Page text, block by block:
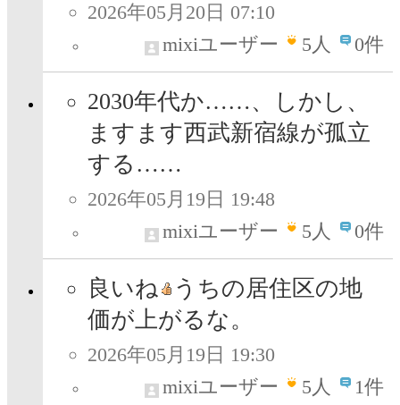
2026年05月20日 07:10
mixiユーザー
5人 0件
2030年代か……、しかし、
ますます西武新宿線が孤立
する……
2026年05月19日 19:48
mixiユーザー
5人 0件
良いね
うちの居住区の地
価が上がるな。
2026年05月19日 19:30
mixiユーザー
5人 1件